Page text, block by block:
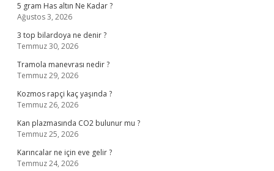
5 gram Has altın Ne Kadar ?
Ağustos 3, 2026
3 top bilardoya ne denir ?
Temmuz 30, 2026
Tramola manevrası nedir ?
Temmuz 29, 2026
Kozmos rapçi kaç yaşında ?
Temmuz 26, 2026
Kan plazmasında CO2 bulunur mu ?
Temmuz 25, 2026
Karıncalar ne için eve gelir ?
Temmuz 24, 2026